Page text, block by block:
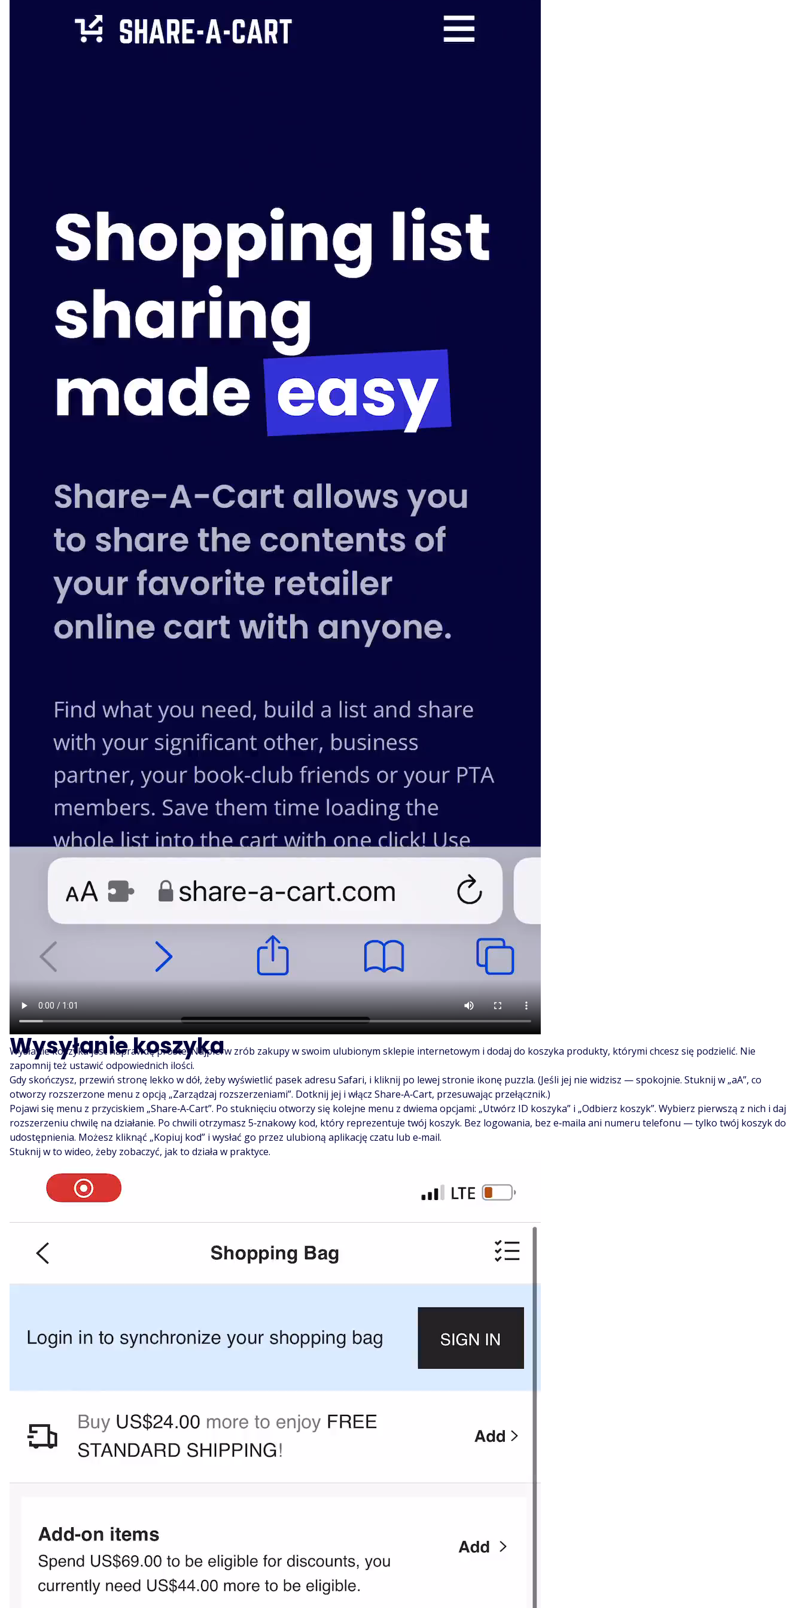
Wysyłanie koszyka
Wysłanie koszyka jest naprawdę proste! Najpierw zrób zakupy w swoim ulubionym sklepie internetowym i dodaj do koszyka produkty, którymi chcesz się podzielić. Nie
zapomnij też ustawić odpowiednich ilości.
Gdy skończysz, przewiń stronę lekko w dół, żeby wyświetlić pasek adresu Safari, i kliknij po lewej stronie ikonę puzzla. (Jeśli jej nie widzisz — spokojnie. Stuknij w „aA”, co
otworzy rozszerzone menu z opcją „Zarządzaj rozszerzeniami”. Dotknij jej i włącz Share‑A‑Cart, przesuwając przełącznik.)
Pojawi się menu z przyciskiem „Share‑A‑Cart”. Po stuknięciu otworzy się kolejne menu z dwiema opcjami: „Utwórz ID koszyka” i „Odbierz koszyk”. Wybierz pierwszą z nich i daj
rozszerzeniu chwilę na działanie. Po chwili otrzymasz 5‑znakowy kod, który reprezentuje twój koszyk. Bez logowania, bez e‑maila ani numeru telefonu — tylko twój koszyk do
udostępnienia. Możesz kliknąć „Kopiuj kod” i wysłać go przez ulubioną aplikację czatu lub e‑mail.
Stuknij w to wideo, żeby zobaczyć, jak to działa w praktyce.